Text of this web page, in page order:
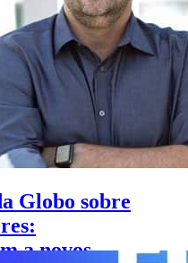
Globo sobre
a novos